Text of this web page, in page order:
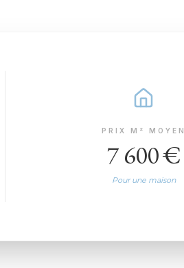
PRIX M² MOYEN
7 600 €
Pour une maison